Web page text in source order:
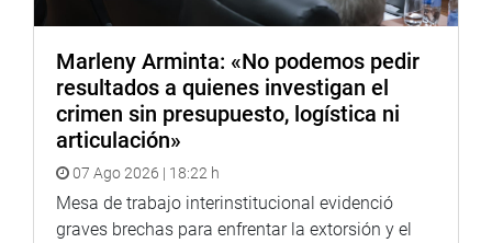
Marleny Arminta: «No podemos pedir
resultados a quienes investigan el
crimen sin presupuesto, logística ni
articulación»
07 Ago 2026 | 18:22 h
Mesa de trabajo interinstitucional evidenció
graves brechas para enfrentar la extorsión y el